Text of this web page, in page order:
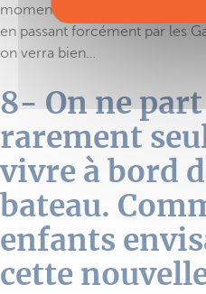
moment. Après les Antilles,
en passant forcément par les
on verra bien…
8- On ne
rarement
vivre à bord
bateau.
enfants
cette